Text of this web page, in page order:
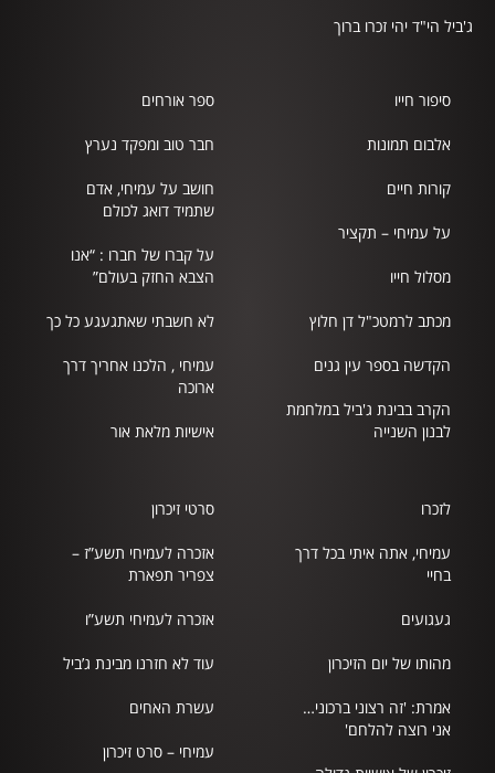
ג'ביל הי"ד יהי זכרו ברוך
סיפור חייו
אלבום תמונות
קורות חיים
על עמיחי – תקציר
מסלול חייו
מכתב לרמטכ"ל דן חלוץ
הקדשה בספר עין גנים
הקרב בבינת ג'ביל במלחמת
לבנון השנייה
ספר אורחים
חבר טוב ומפקד נערץ
חושב על עמיחי, אדם
שתמיד דואג לכולם
על קברו של חברו : “אנו
הצבא החזק בעולם”
לא חשבתי שאתגעגע כל כך
עמיחי , הלכנו אחריך דרך
ארוכה
אישיות מלאת אור
לזכרו
עמיחי, אתה איתי בכל דרך
בחיי
געגועים
מהותו של יום הזיכרון
אמרת: 'זה רצוני ברכוני…
אני רוצה להלחם'
סרטי זיכרון
אזכרה לעמיחי תשע”ז –
צפריר תפארת
אזכרה לעמיחי תשע”ו
עוד לא חזרנו מבינת ג’ביל
עשרת האחים
עמיחי – סרט זיכרון